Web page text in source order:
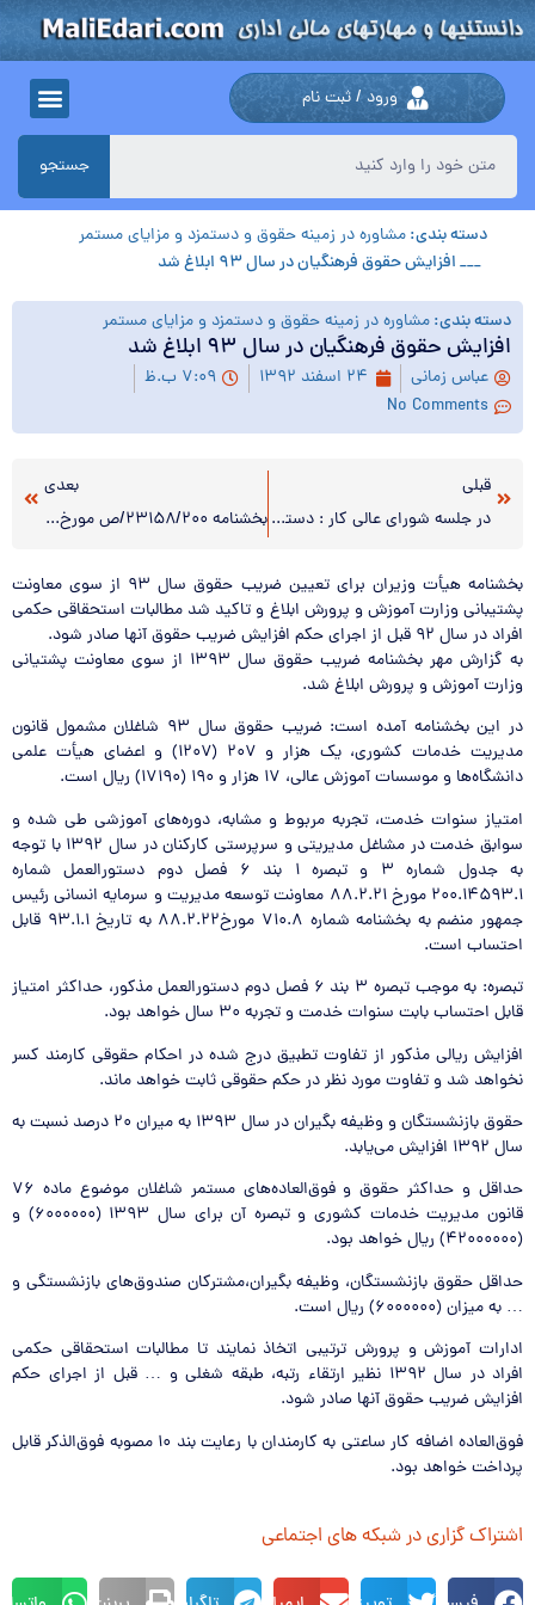
ورود / ثبت نام
جستجو
دسته بندی:مشاوره در زمینه حقوق و دستمزد و مزایای مستمر
___ افزایش حقوق فرهنگیان در سال ۹۳ ابلاغ شد
دسته بندی:مشاوره در زمینه حقوق و دستمزد و مزایای مستمر
افزایش حقوق فرهنگیان در سال ۹۳ ابلاغ شد
عباس زمانی ۲۴ اسفند ۱۳۹۲
۷:۰۹ ب.ظ
No Comments
قبلی
در جلسه شورای عالی کار : دستمزد سال ۹۳ کارگران ۲۵ درصد افزایش یافت
بعدی
بخشنامه ۲۳۱۵۸/۲۰۰/ص مورخ ۹۲/۱۲/۱۹(ابلاغ تصویب نامه شماره ۳۰۵۶۲/ت ۴۹۱۲۸هـ مورخ ۱۵/۲/۱۳۹۲ هیأت محترم وزیران)
بخشنامه هیأت وزیران برای تعیین ضریب حقوق سال ۹۳ از سوی معاونت
پشتیبانی وزارت آموزش و پرورش ابلاغ و تاکید شد مطالبات استحقاقی حکمی
افراد در سال ۹۲ قبل از اجرای حکم افزایش ضریب حقوق آنها صادر شود.
به گزارش مهر بخشنامه ضریب حقوق سال ۱۳۹۳ از سوی معاونت پشتیانی
وزارت آموزش و پرورش ابلاغ شد.
در این بخشنامه آمده است: ضریب حقوق سال ۹۳ شاغلان مشمول قانون
مدیریت خدمات کشوری، یک هزار و ۲۰۷ (۱۲۰۷) و اعضای هیأت علمی
دانشگاه‌ها و موسسات آموزش عالی، ۱۷ هزار و ۱۹۰ (۱۷۱۹۰) ریال است.
امتیاز سنوات خدمت، تجربه مربوط و مشابه، دوره‌های آموزشی طی شده و
سوابق خدمت در مشاغل مدیریتی و سرپرستی کارکنان در سال ۱۳۹۲ با توجه
به جدول شماره ۳ و تبصره ۱ بند ۶ فصل دوم دستورالعمل شماره
۲۰۰.۱۴۵۹۳.۱ مورخ ۸۸.۲.۲۱ معاونت توسعه مدیریت و سرمایه‌ انسانی رئیس
جمهور منضم به بخشنامه شماره ۷۱۰.۸ مورخ۸۸.۲.۲۲ به تاریخ ۹۳.۱.۱ قابل
احتساب است.
تبصره: به موجب تبصره ۳ بند ۶ فصل دوم دستورالعمل مذکور، حداکثر امتیاز
قابل احتساب بابت سنوات خدمت و تجربه ۳۰ سال خواهد بود.
افزایش ریالی مذکور از تفاوت تطبیق درج شده در احکام حقوقی کارمند کسر
نخواهد شد و تفاوت مورد نظر در حکم حقوقی ثابت خواهد ماند.
حقوق بازنشستگان و وظیفه بگیران در سال ۱۳۹۳ به میران ۲۰ درصد نسبت به
سال ۱۳۹۲ افزایش می‌یابد.
حداقل و حداکثر حقوق و فوق‌العاده‌های مستمر شاغلان موضوع ماده ۷۶
قانون مدیریت خدمات کشوری و تبصره آن برای سال ۱۳۹۳ (۶۰۰۰۰۰۰) و
(۴۲۰۰۰۰۰۰) ریال خواهد بود.
حداقل حقوق بازنشستگان، وظیفه بگیران،‌مشترکان صندوق‌های بازنشستگی و
… به میزان (۶۰۰۰۰۰۰) ریال است.
ادارات آموزش و پرورش ترتیبی اتخاذ نمایند تا مطالبات استحقاقی حکمی
افراد در سال ۱۳۹۲ نظیر ارتقاء رتبه، طبقه شغلی و … قبل از اجرای حکم
افزایش ضریب حقوق آنها صادر شود.
فوق‌العاده اضافه کار ساعتی به کارمندان با رعایت بند ۱۰ مصوبه فوق‌الذکر قابل
پرداخت خواهد بود.
اشتراک گزاری در شبکه های اجتماعی